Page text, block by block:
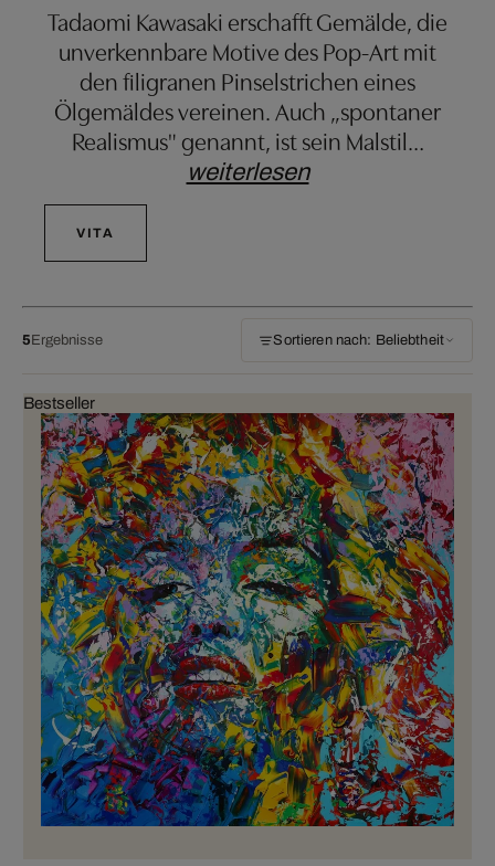
Tadaomi Kawasaki erschafft Gemälde, die
unverkennbare Motive des Pop-Art mit
den filigranen Pinselstrichen eines
Ölgemäldes vereinen. Auch „spontaner
Realismus" genannt, ist sein Malstil…
weiterlesen
VITA
5Ergebnisse Sortieren nach: Beliebtheit
Bestseller